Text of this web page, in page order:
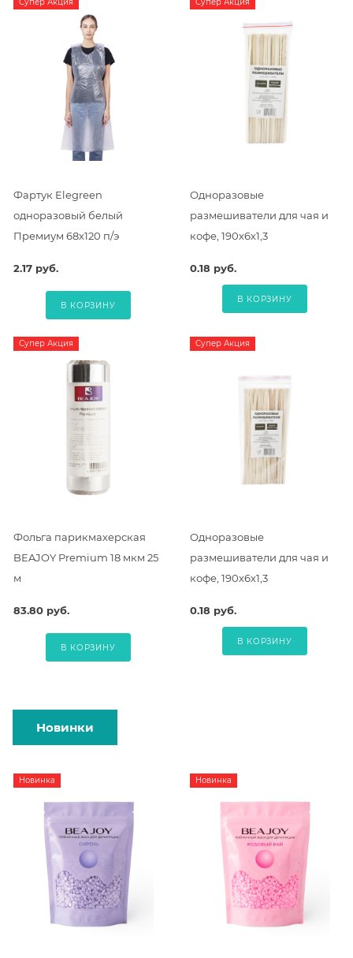
Фартук Elegreen
одноразовый белый
Премиум 68х120 п/э
2.17 руб.
В КОРЗИНУ
Одноразовые
размешиватели для чая и
кофе, 190х6х1,3
0.18 руб.
В КОРЗИНУ
Супер Акция
Фольга парикмахерская
BEAJOY Premium 18 мкм 25
м
83.80 руб.
В КОРЗИНУ
Супер Акция
Одноразовые
размешиватели для чая и
кофе, 190х6х1,3
0.18 руб.
В КОРЗИНУ
Новинки
Новинка Новинка